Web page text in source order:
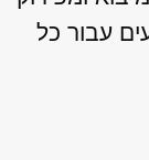
עבור כל